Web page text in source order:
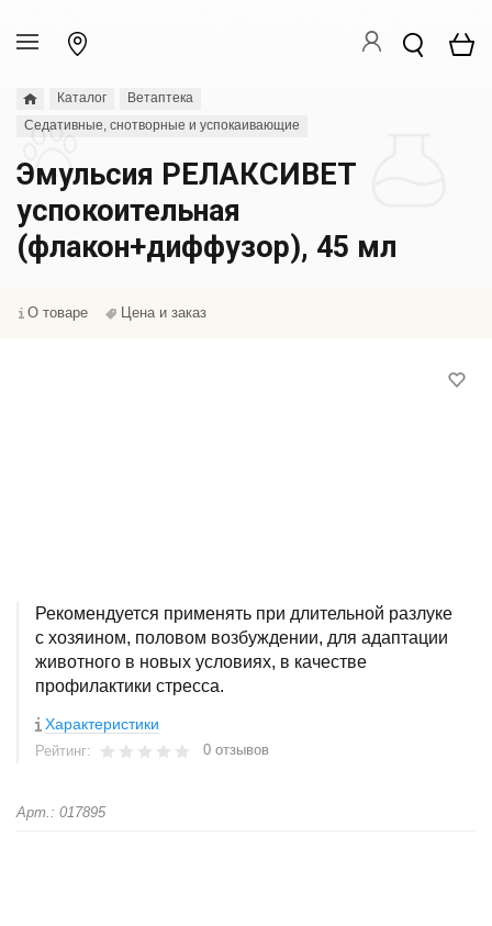
Каталог
Ветаптека
Седативные, снотворные и успокаивающие
Эмульсия РЕЛАКСИВЕТ
успокоительная
(флакон+диффузор), 45 мл
О товаре Цена и заказ
Рекомендуется применять при длительной разлуке
с хозяином, половом возбуждении, для адаптации
животного в новых условиях, в качестве
профилактики стресса.
Характеристики
Рейтинг: 0 отзывов
Арт.: 017895